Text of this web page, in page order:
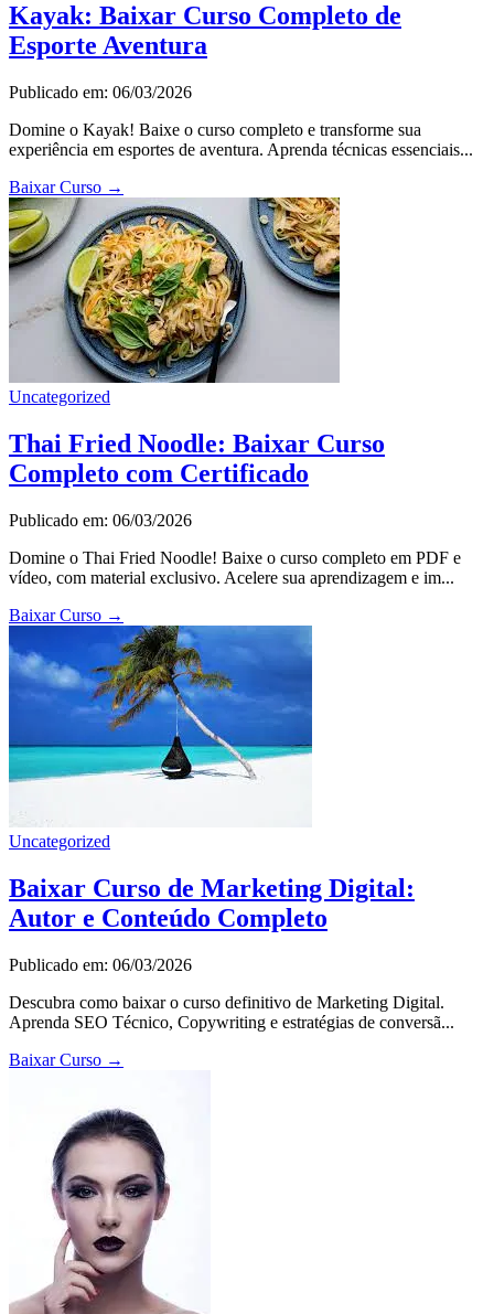
Kayak: Baixar Curso Completo de
Esporte Aventura
Publicado em: 06/03/2026
Domine o Kayak! Baixe o curso completo e transforme sua
experiência em esportes de aventura. Aprenda técnicas essenciais...
Baixar Curso →
Uncategorized
Thai Fried Noodle: Baixar Curso
Completo com Certificado
Publicado em: 06/03/2026
Domine o Thai Fried Noodle! Baixe o curso completo em PDF e
vídeo, com material exclusivo. Acelere sua aprendizagem e im...
Baixar Curso →
Uncategorized
Baixar Curso de Marketing Digital:
Autor e Conteúdo Completo
Publicado em: 06/03/2026
Descubra como baixar o curso definitivo de Marketing Digital.
Aprenda SEO Técnico, Copywriting e estratégias de conversã...
Baixar Curso →